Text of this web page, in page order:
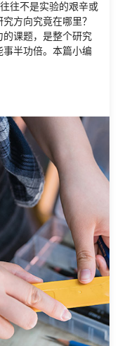
往不是实验的艰辛或
方向究竟在哪里？
课题，是整个研究
半功倍。本篇小编